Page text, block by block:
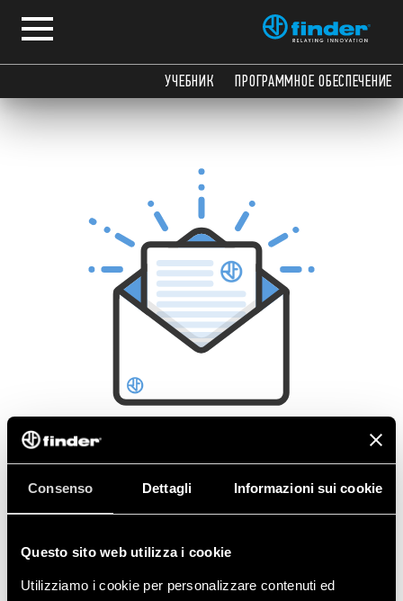
Consenso Dettagli Informazioni sui cookie
Questo sito web utilizza i cookie
Utilizziamo i cookie per personalizzare contenuti ed
УЧЕБНИК ПРОГРАММНОЕ ОБЕСПЕЧЕНИЕ
СПАСИБО!
МЫ ПОЛУЧИЛИ ВАШ ЗАПРОС
Вы получите ответ от наших сотрудников в
кратчайшие сроки!